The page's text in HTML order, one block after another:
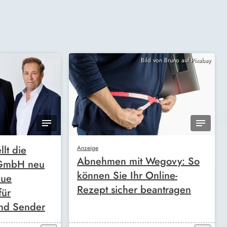
die
neu
Sender
Bild von Bruno auf Pixabay
Anzeige
Abnehmen mit Wegovy: So
können Sie Ihr Online-
Rezept sicher beantragen